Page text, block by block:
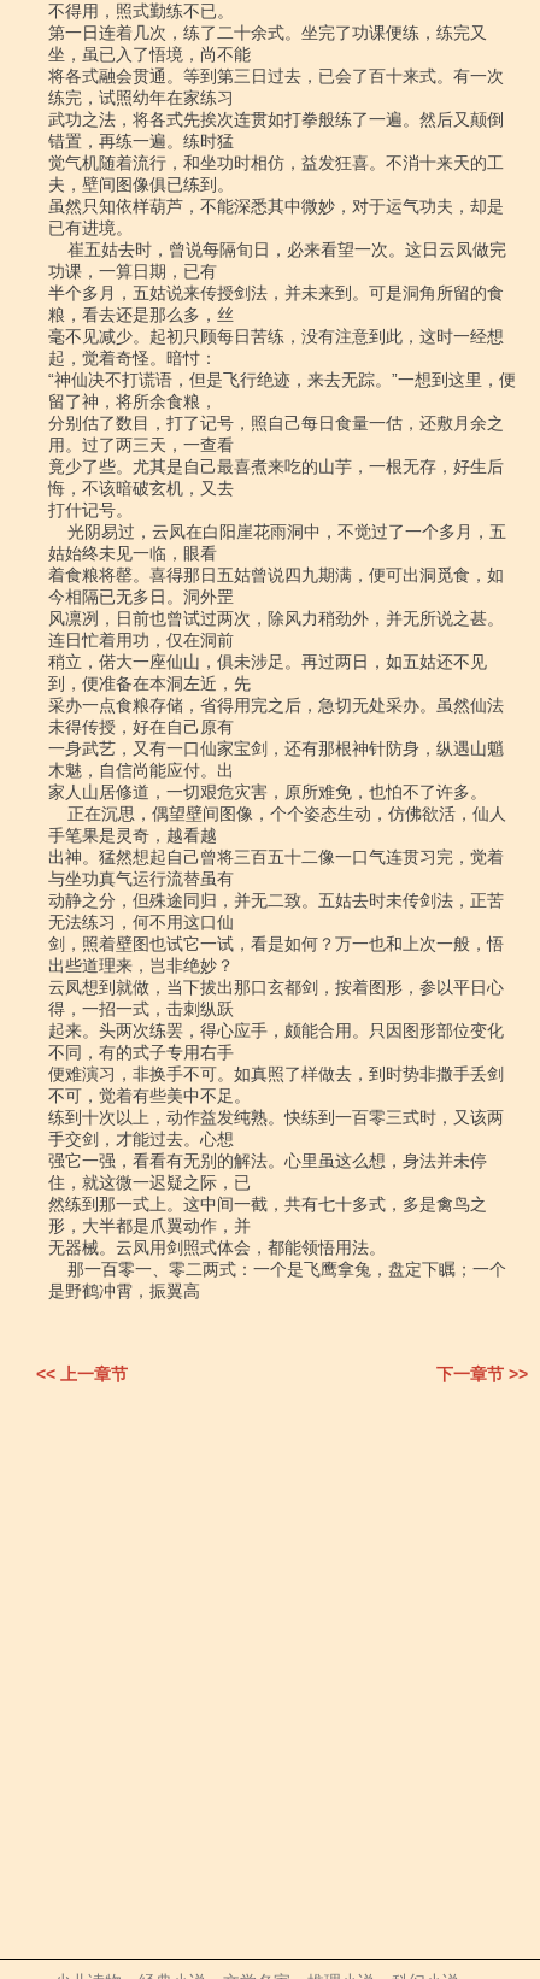
不得用，照式勤练不已。
第一日连着几次，练了二十余式。坐完了功课便练，练完又
坐，虽已入了悟境，尚不能
将各式融会贯通。等到第三日过去，已会了百十来式。有一次
练完，试照幼年在家练习
武功之法，将各式先挨次连贯如打拳般练了一遍。然后又颠倒
错置，再练一遍。练时猛
觉气机随着流行，和坐功时相仿，益发狂喜。不消十来天的工
夫，壁间图像俱已练到。
虽然只知依样葫芦，不能深悉其中微妙，对于运气功夫，却是
已有进境。
功课，一算日期，已有
半个多月，五姑说来传授剑法，并未来到。可是洞角所留的食
粮，看去还是那么多，丝
毫不见减少。起初只顾每日苦练，没有注意到此，这时一经想
起，觉着奇怪。暗忖：
“神仙决不打谎语，但是飞行绝迹，来去无踪。”一想到这里，便
留了神，将所余食粮，
分别估了数目，打了记号，照自己每日食量一估，还敷月余之
用。过了两三天，一查看
竟少了些。尤其是自己最喜煮来吃的山芋，一根无存，好生后
悔，不该暗破玄机，又去
打什记号。
姑始终未见一临，眼看
着食粮将罄。喜得那日五姑曾说四九期满，便可出洞觅食，如
今相隔已无多日。洞外罡
风凛冽，日前也曾试过两次，除风力稍劲外，并无所说之甚。
连日忙着用功，仅在洞前
稍立，偌大一座仙山，俱未涉足。再过两日，如五姑还不见
到，便准备在本洞左近，先
采办一点食粮存储，省得用完之后，急切无处采办。虽然仙法
未得传授，好在自己原有
一身武艺，又有一口仙家宝剑，还有那根神针防身，纵遇山魈
木魅，自信尚能应付。出
家人山居修道，一切艰危灾害，原所难免，也怕不了许多。
手笔果是灵奇，越看越
出神。猛然想起自己曾将三百五十二像一口气连贯习完，觉着
与坐功真气运行流替虽有
动静之分，但殊途同归，并无二致。五姑去时未传剑法，正苦
无法练习，何不用这口仙
剑，照着壁图也试它一试，看是如何？万一也和上次一般，悟
出些道理来，岂非绝妙？
云凤想到就做，当下拔出那口玄都剑，按着图形，参以平日心
得，一招一式，击刺纵跃
起来。头两次练罢，得心应手，颇能合用。只因图形部位变化
不同，有的式子专用右手
便难演习，非换手不可。如真照了样做去，到时势非撒手丢剑
不可，觉着有些美中不足。
练到十次以上，动作益发纯熟。快练到一百零三式时，又该两
手交剑，才能过去。心想
强它一强，看看有无别的解法。心里虽这么想，身法并未停
住，就这微一迟疑之际，已
然练到那一式上。这中间一截，共有七十多式，多是禽鸟之
形，大半都是爪翼动作，并
无器械。云凤用剑照式体会，都能领悟用法。
是野鹤冲霄，振翼高
<< 上一章节 下一章节 >>